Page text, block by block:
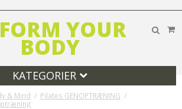
YOUR
BODY
KATEGORIER
& Mind / Pilates GENOPTRÆNING /